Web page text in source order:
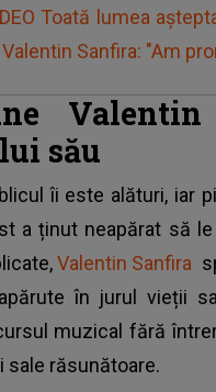
Toată lumea
Valentin Sanfira: "Am
Valentin
său
îi este alături, iar
a ținut neapărat să
Valentin Sanfira
în jurul vieții
muzical fără
sale răsunătoare.